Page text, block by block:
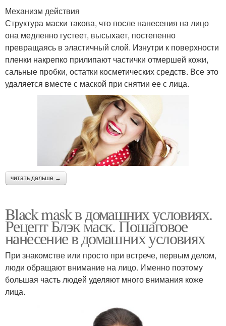
Механизм действия
Структура маски такова, что после нанесения на лицо
она медленно густеет, высыхает, постепенно
превращаясь в эластичный слой. Изнутри к поверхности
пленки накрепко прилипают частички отмершей кожи,
сальные пробки, остатки косметических средств. Все это
удаляется вместе с маской при снятии ее с лица.
читать дальше →
Black mask в домашних условиях.
Рецепт Блэк маск. Пошаговое
нанесение в домашних условиях
При знакомстве или просто при встрече, первым делом,
люди обращают внимание на лицо. Именно поэтому
большая часть людей уделяют много внимания коже
лица.